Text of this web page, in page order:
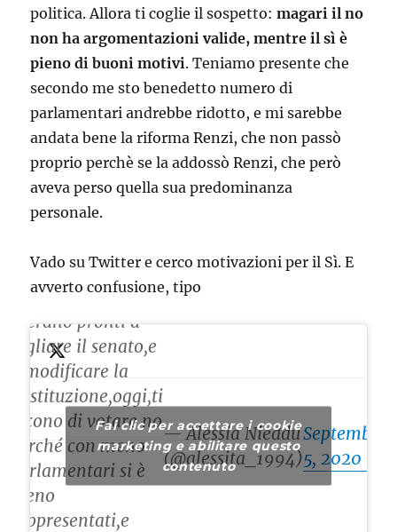
politica. Allora ti coglie il sospetto:magari il no
non ha argomentazioni valide, mentre il sì è
pieno di buoni motivi. Teniamo presente che
secondo me sto benedetto numero di
parlamentari andrebbe ridotto, e mi sarebbe
andata bene la riforma Renzi, che non passò
proprio perchè se la addossò Renzi, che però
aveva perso quella sua predominanza
personale.
Vado su Twitter e cerco motivazioni per il Sì. E
avverto confusione, tipo
Quelli che nel 2016
dicevano di votare
sì,erano pronti a
tagliare il senato,e
a modificare la
Costituzione,oggi,ti
dicono di votare no
perché con meno
parlamentari si è
meno
rappresentati,e
— Alessia Nieddu
(@alessita_1994)
September
5, 2020
Fai clic per accettare i cookie
marketing e abilitare questo
contenuto